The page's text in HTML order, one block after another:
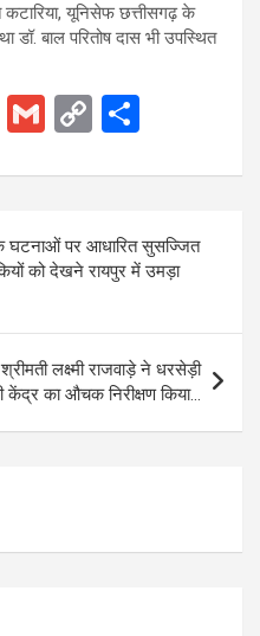
कटारिया, यूनिसेफ छत्तीसगढ़ के
बाल परितोष दास भी उपस्थित
T
G
ail
C
py
Li
n
ar
घटनाओं पर आधारित सुसज्जित
को देखने रायपुर में उमड़ा
लक्ष्मी राजवाड़े ने धरसेड़ी
केंद्र का औचक निरीक्षण किया…